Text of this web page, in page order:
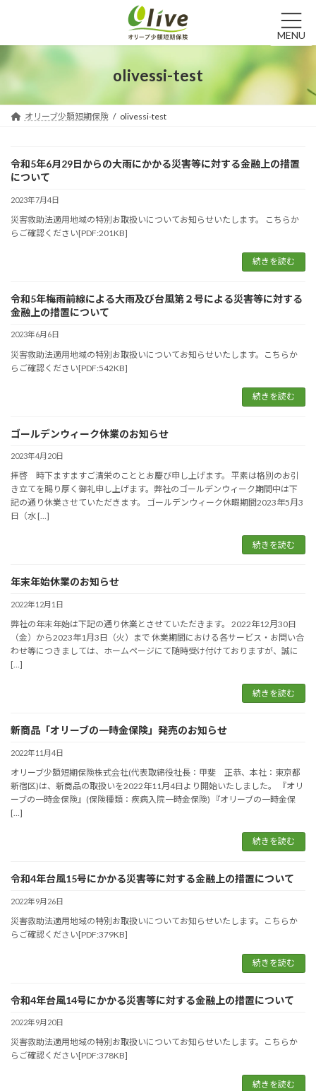
ン
ツ
キ
ー
シ
に
olivessi-test
オリーブ少額短期保険 olivessi-test
令和5年6月29日からの大雨にかかる災害等に対する金融上の措置
について
2023年7月4日
災害救助法適用地域の特別お取扱いについてお知らせいたします。 こちらか
らご確認ください[PDF:201KB]
続きを読む
令和5年梅雨前線による大雨及び台風第２号による災害等に対する
金融上の措置について
2023年6月6日
災害救助法適用地域の特別お取扱いについてお知らせいたします。こちらか
らご確認ください[PDF:542KB]
続きを読む
ゴールデンウィーク休業のお知らせ
2023年4月20日
拝啓 時下ますますご清栄のこととお慶び申し上げます。 平素は格別のお引
き立てを賜り厚く御礼申し上げます。弊社のゴールデンウィーク期間中は下
記の通り休業させていただきます。 ゴールデンウィーク休暇期間2023年5月3
日（水 […]
続きを読む
年末年始休業のお知らせ
2022年12月1日
弊社の年末年始は下記の通り休業とさせていただきます。 2022年12月30日
（金）から2023年1月3日（火）まで 休業期間における各サービス・お問い合
わせ等につきましては、ホームページにて随時受け付けておりますが、誠に
[…]
続きを読む
新商品「オリーブの一時金保険」発売のお知らせ
2022年11月4日
オリーブ少額短期保険株式会社(代表取締役社長：甲斐 正恭、本社：東京都
新宿区)は、新商品の取扱いを2022年11月4日より開始いたしました。 『オリ
ーブの一時金保険』(保険種類：疾病入院一時金保険) 『オリーブの一時金保
[…]
続きを読む
令和4年台風15号にかかる災害等に対する金融上の措置について
2022年9月26日
災害救助法適用地域の特別お取扱いについてお知らせいたします。こちらか
らご確認ください[PDF:379KB]
続きを読む
令和4年台風14号にかかる災害等に対する金融上の措置について
2022年9月20日
災害救助法適用地域の特別お取扱いについてお知らせいたします。こちらか
らご確認ください[PDF:378KB]
続きを読む
MENU